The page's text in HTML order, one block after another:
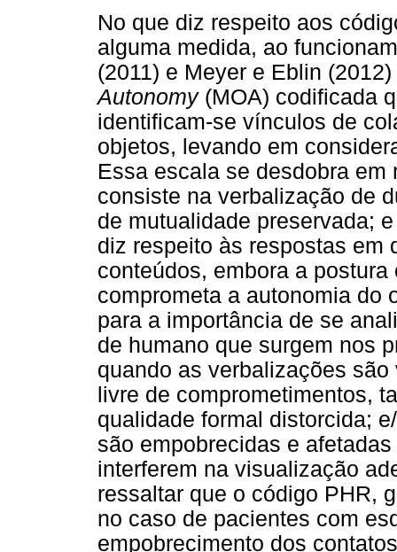
No que diz respeito aos
alguma medida, ao
(2011) e Meyer e Eblin
Autonomy(MOA) codificada
identificam-se vínculos de
objetos, levando em
Essa escala se desdobra
consiste na verbalização de
de mutualidade preservada;
diz respeito às respostas em
conteúdos, embora a
comprometa a autonomia do
para a importância de se
de humano que surgem nos
quando as verbalizações
livre de comprometimentos,
qualidade formal distorcida;
são empobrecidas e
interferem na visualização
ressaltar que o código PHR,
no caso de pacientes com
empobrecimento dos